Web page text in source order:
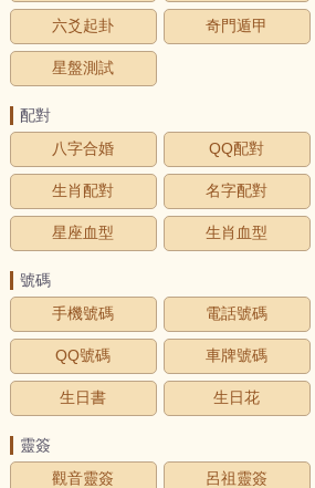
六爻起卦 奇門遁甲
星盤測試
配對
八字合婚
QQ配對
生肖配對 名字配對
星座血型 生肖血型
號碼
手機號碼
電話號碼
QQ號碼 車牌號碼
生日書 生日花
靈簽
觀音靈簽
呂祖靈簽